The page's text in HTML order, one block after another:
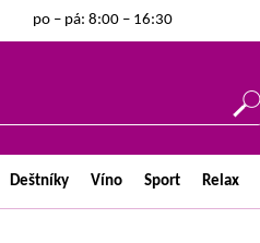
po – pá: 8:00 – 16:30
Deštníky Víno Sport Relax